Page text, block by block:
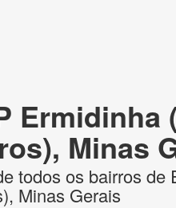
Ermidinha
Minas
todos os bairros de
Minas Gerais